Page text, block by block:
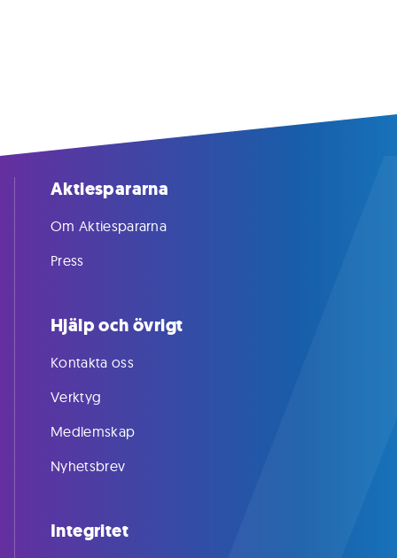
Aktiespararna
Om Aktiespararna
Press
Hjälp och övrigt
Kontakta oss
Verktyg
Medlemskap
Nyhetsbrev
Integritet